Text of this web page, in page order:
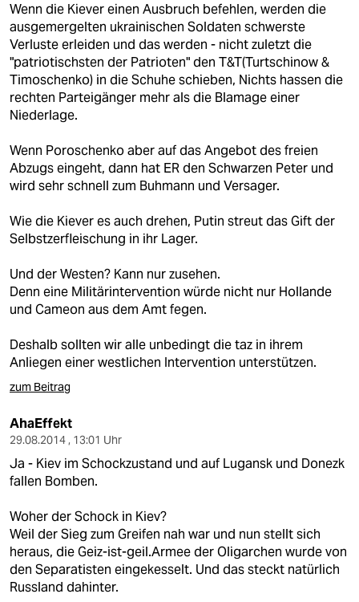
Wenn die Kiever einen Ausbruch befehlen, werden die
ausgemergelten ukrainischen Soldaten schwerste
Verluste erleiden und das werden - nicht zuletzt die
"patriotischsten der Patrioten" den T&T(Turtschinow &
Timoschenko) in die Schuhe schieben, Nichts hassen die
rechten Parteigänger mehr als die Blamage einer
Niederlage.
Wenn Poroschenko aber auf das Angebot des freien
Abzugs eingeht, dann hat ER den Schwarzen Peter und
wird sehr schnell zum Buhmann und Versager.
Wie die Kiever es auch drehen, Putin streut das Gift der
Selbstzerfleischung in ihr Lager.
Und der Westen? Kann nur zusehen.
Denn eine Militärintervention würde nicht nur Hollande
und Cameon aus dem Amt fegen.
Deshalb sollten wir alle unbedingt die taz in ihrem
Anliegen einer westlichen Intervention unterstützen.
zum Beitrag
AhaEffekt
29.08.2014 , 13:01 Uhr
Ja - Kiev im Schockzustand und auf Lugansk und Donezk
fallen Bomben.
Woher der Schock in Kiev?
Weil der Sieg zum Greifen nah war und nun stellt sich
heraus, die Geiz-ist-geil.Armee der Oligarchen wurde von
den Separatisten eingekesselt. Und das steckt natürlich
Russland dahinter.